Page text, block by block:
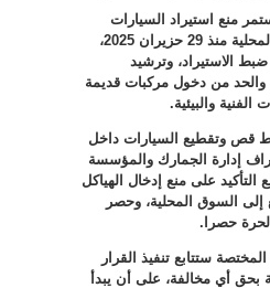
منع استيراد السيارات
المستعملة إلى السوق المحلية منذ 29 حزيران 2025،
الاستيراد، وترشيد
والحد من دخول مركبات قديمة
والبيئية.
قص وتقطيع السيارات داخل
إدارة الجمارك والمؤسسة
التأكيد على منع إدخال الهياكل
إلى السوق المحلية، وحصر
حصرا .
ستتابع تنفيذ القرار
بحق أي مخالفة، على أن يبدأ